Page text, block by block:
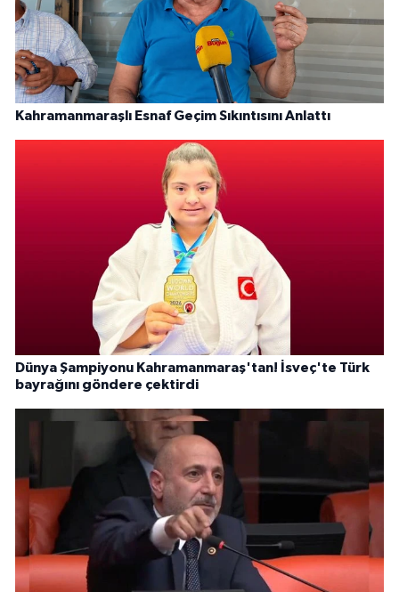
Kahramanmaraşlı Esnaf Geçim Sıkıntısını Anlattı
Dünya Şampiyonu Kahramanmaraş'tan! İsveç'te Türk
bayrağını göndere çektirdi